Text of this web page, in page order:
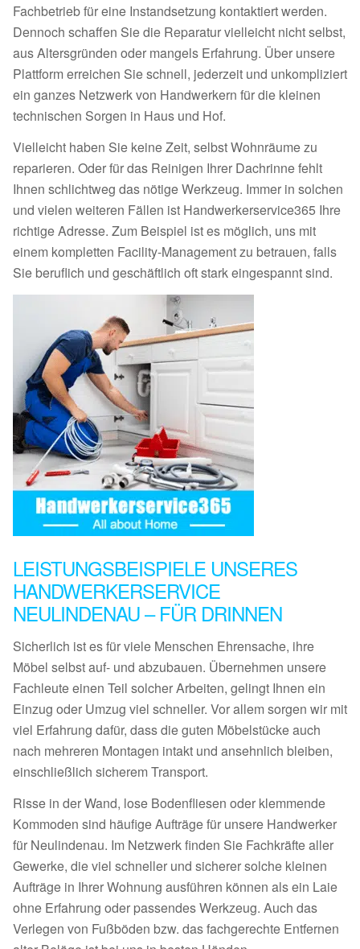
Fachbetrieb für eine Instandsetzung kontaktiert werden.
Dennoch schaffen Sie die Reparatur vielleicht nicht selbst,
aus Altersgründen oder mangels Erfahrung. Über unsere
Plattform erreichen Sie schnell, jederzeit und unkompliziert
ein ganzes Netzwerk von Handwerkern für die kleinen
technischen Sorgen in Haus und Hof.
Vielleicht haben Sie keine Zeit, selbst Wohnräume zu
reparieren. Oder für das Reinigen Ihrer Dachrinne fehlt
Ihnen schlichtweg das nötige Werkzeug. Immer in solchen
und vielen weiteren Fällen ist Handwerkerservice365 Ihre
richtige Adresse. Zum Beispiel ist es möglich, uns mit
einem kompletten Facility-Management zu betrauen, falls
Sie beruflich und geschäftlich oft stark eingespannt sind.
LEISTUNGSBEISPIELE UNSERES
HANDWERKERSERVICE
NEULINDENAU – FÜR DRINNEN
Sicherlich ist es für viele Menschen Ehrensache, ihre
Möbel selbst auf- und abzubauen. Übernehmen unsere
Fachleute einen Teil solcher Arbeiten, gelingt Ihnen ein
Einzug oder Umzug viel schneller. Vor allem sorgen wir mit
viel Erfahrung dafür, dass die guten Möbelstücke auch
nach mehreren Montagen intakt und ansehnlich bleiben,
einschließlich sicherem Transport.
Risse in der Wand, lose Bodenfliesen oder klemmende
Kommoden sind häufige Aufträge für unsere Handwerker
für Neulindenau. Im Netzwerk finden Sie Fachkräfte aller
Gewerke, die viel schneller und sicherer solche kleinen
Aufträge in Ihrer Wohnung ausführen können als ein Laie
ohne Erfahrung oder passendes Werkzeug. Auch das
Verlegen von Fußböden bzw. das fachgerechte Entfernen